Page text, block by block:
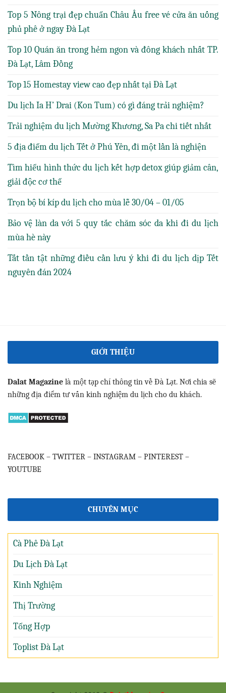
Top 5 Nông trại đẹp chuẩn Châu Âu free vé cửa ăn uống
phủ phê ở ngay Đà Lạt
Top 10 Quán ăn trong hẻm ngon và đông khách nhất TP.
Đà Lạt, Lâm Đồng
Top 15 Homestay view cao đẹp nhất tại Đà Lạt
Du lịch Ia H’ Drai (Kon Tum) có gì đáng trải nghiệm?
Trải nghiệm du lịch Mường Khương, Sa Pa chi tiết nhất
5 địa điểm du lịch Tết ở Phú Yên, đi một lần là nghiện
Tìm hiểu hình thức du lịch kết hợp detox giúp giảm cân,
giải độc cơ thể
Trọn bộ bí kíp du lịch cho mùa lễ 30/04 – 01/05
Bảo vệ làn da với 5 quy tắc chăm sóc da khi đi du lịch
mùa hè này
Tất tần tật những điều cần lưu ý khi đi du lịch dịp Tết
nguyên đán 2024
GIỚI THIỆU
Dalat Magazine là một tạp chí thông tin về Đà Lạt. Nơi chia sẽ
những địa điểm tư vấn kinh nghiệm du lịch cho du khách.
FACEBOOK – TWITTER – INSTAGRAM – PINTEREST –
YOUTUBE
CHUYÊN MỤC
Cà Phê Đà Lạt
Du Lịch Đà Lạt
Kinh Nghiệm
Thị Trường
Tổng Hợp
Toplist Đà Lạt